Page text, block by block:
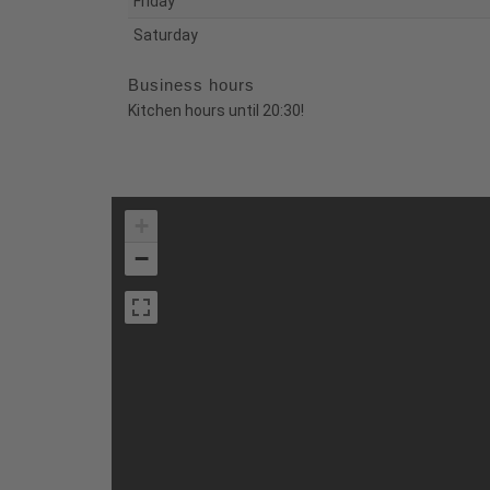
Saturday
Business hours
Kitchen hours until 20:30!
−